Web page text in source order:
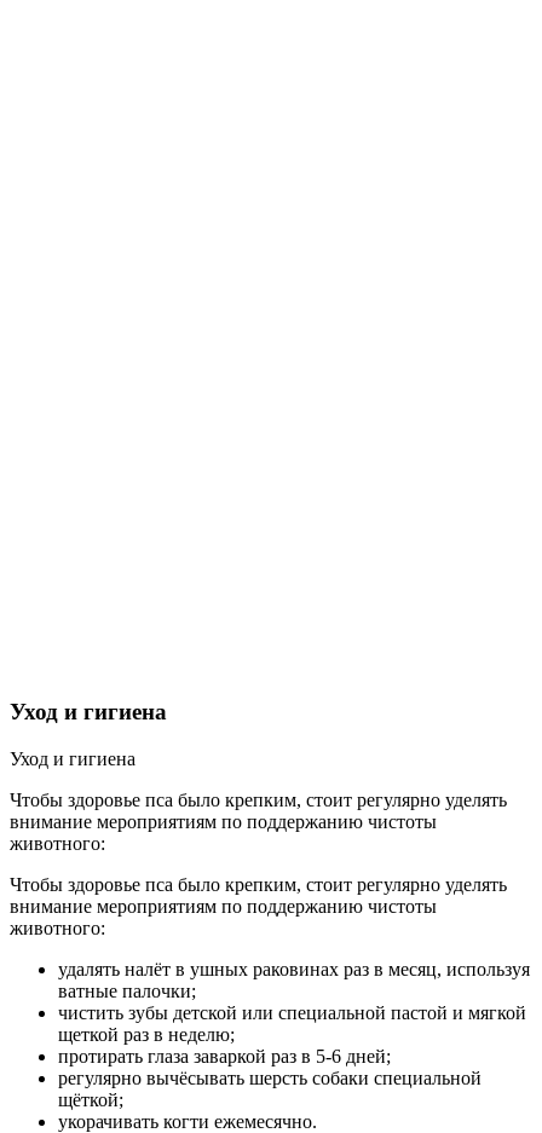
Уход и гигиена
Уход и гигиена
Чтобы здоровье пса было крепким, стоит регулярно уделять
внимание мероприятиям по поддержанию чистоты
животного:
Чтобы здоровье пса было крепким, стоит регулярно уделять
внимание мероприятиям по поддержанию чистоты
животного:
удалять налёт в ушных раковинах раз в месяц, используя
ватные палочки;
чистить зубы детской или специальной пастой и мягкой
щеткой раз в неделю;
протирать глаза заваркой раз в 5-6 дней;
регулярно вычёсывать шерсть собаки специальной
щёткой;
укорачивать когти ежемесячно.